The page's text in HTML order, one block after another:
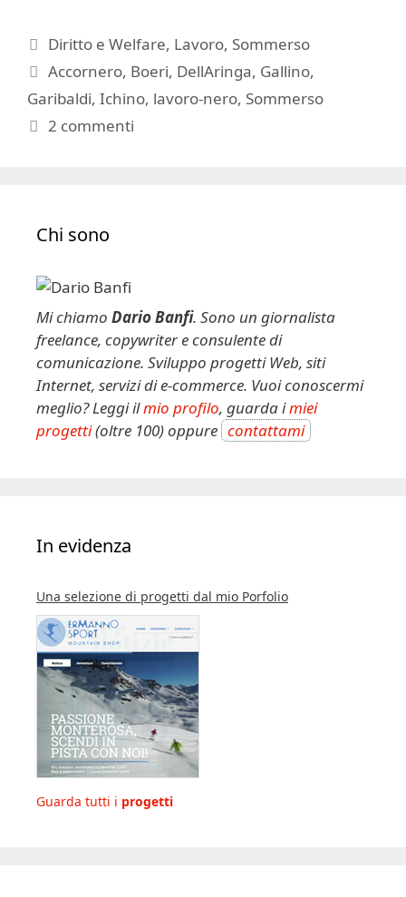
Categorie
Diritto e Welfare, Lavoro, Sommerso
Tag
Accornero, Boeri, DellAringa, Gallino,
Garibaldi, Ichino, lavoro-nero, Sommerso
2 commenti
Chi sono
Mi chiamo Dario Banfi. Sono un giornalista
freelance, copywriter e consulente di
comunicazione. Sviluppo progetti Web, siti
Internet, servizi di e-commerce. Vuoi conoscermi
meglio? Leggi ilmio profilo, guarda imiei
progetti(oltre 100) oppure contattami
In evidenza
Una selezione di progetti dal mio Porfolio
Guarda tutti i progetti